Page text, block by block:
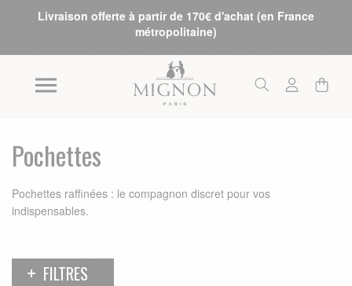
Livraison offerte à partir de 170€ d'achat (en France
métropolitaine)
Pochettes
Pochettes raffinées : le compagnon discret pour vos
indispensables.
FILTRES